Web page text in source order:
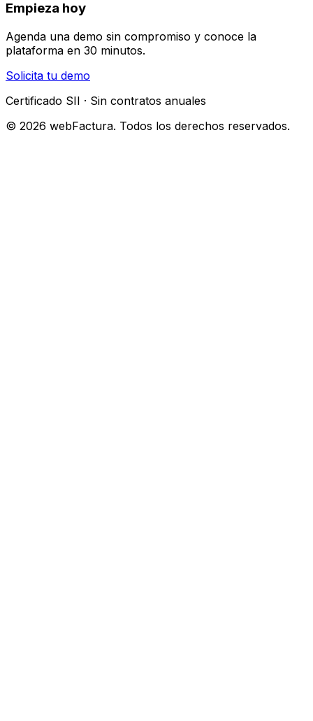
Empieza hoy
Agenda una demo sin compromiso y conoce la
plataforma en 30 minutos.
Solicita tu demo
Certificado SII · Sin contratos anuales
© 2026 webFactura. Todos los derechos reservados.